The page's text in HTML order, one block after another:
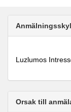
Luzlumos
Orsak till